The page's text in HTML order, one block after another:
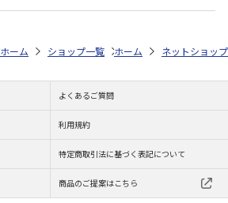
スポーツ・スポーツ選手 NPB（日本野球機構）
ホーム ショップ一覧 レッツ 26SNOOPY
ホーム ネットショップ
よくあるご質問
利用規約
特定商取引法に基づく表記について
商品のご提案はこちら